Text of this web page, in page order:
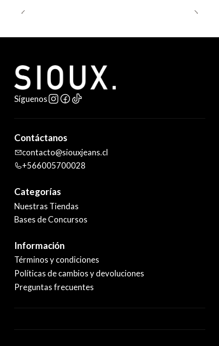
Síguenos
Contáctanos
contacto@siouxjeans.cl
+566005700028
Categorías
Nuestras Tiendas
Bases de Concursos
Información
Términos y condiciones
Políticas de cambios y devoluciones
Preguntas frecuentes